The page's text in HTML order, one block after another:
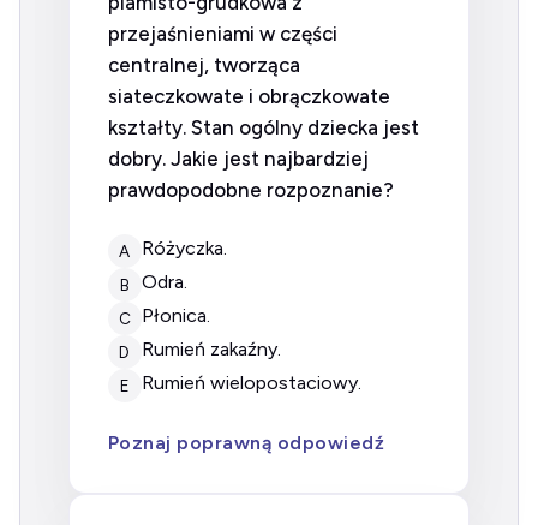
przejaśnieniami w części
centralnej, tworząca
siateczkowate i obrączkowate
kształty. Stan ogólny dziecka jest
dobry. Jakie jest najbardziej
prawdopodobne rozpoznanie?
A różyczka.
B odra.
C płonica.
D rumień zakaźny.
E rumień wielopostaciowy.
Poznaj poprawną odpowiedź